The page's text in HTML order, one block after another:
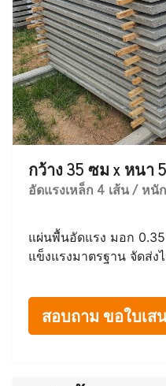
กว้าง 35 ซม x หนา
อัดแรงเหล็ก 4 เส้น / หนั
แผ่นพื้นอัดแรง มอก
แข็งแรงมาตรฐาน จัดส่ง
สอบถาม ขอใบเส